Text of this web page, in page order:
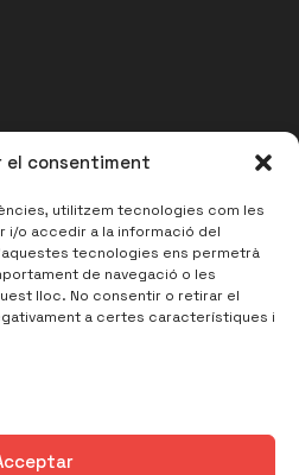
el consentiment
utilitzem tecnologies com les
i/o accedir a la informació del
tecnologies ens permetrà
de navegació o les
lloc. No consentir o retirar el
a certes característiques i
07/07/26
17/06/2026